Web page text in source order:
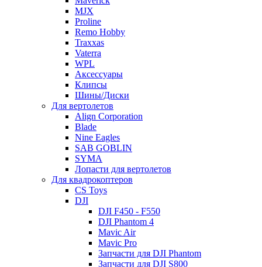
MJX
Proline
Remo Hobby
Traxxas
Vaterra
WPL
Аксессуары
Клипсы
Шины/Диски
Для вертолетов
Align Corporation
Blade
Nine Eagles
SAB GOBLIN
SYMA
Лопасти для вертолетов
Для квадрокоптеров
CS Toys
DJI
DJI F450 - F550
DJI Phantom 4
Mavic Air
Mavic Pro
Запчасти для DJI Phantom
Запчасти для DJI S800